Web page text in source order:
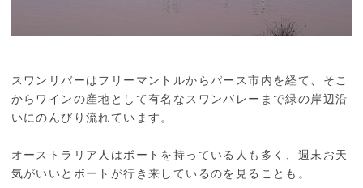
スワンリバーはフリーマントルからパース市内を経て、そこ
からワインの産地として有名なスワンバレーまで緑の岸辺沿
いにのんびり流れています。
オーストラリア人はボートを持っている人も多く、週末お天
気がいいとボートが行き来しているのを見ることも。